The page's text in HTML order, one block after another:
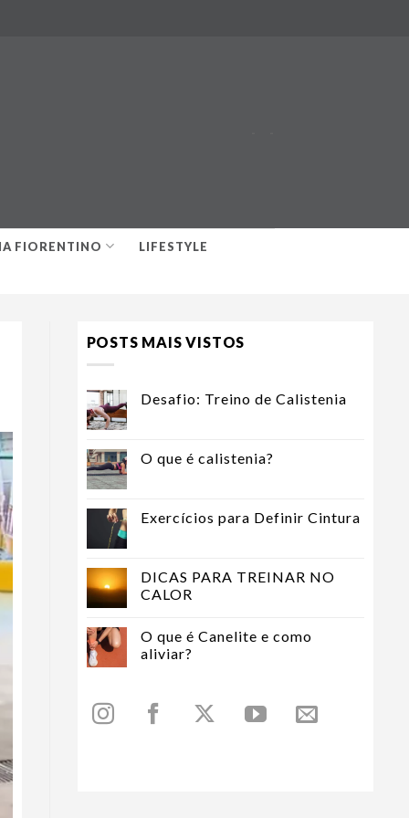
FIORENTINO LIFESTYLE
POSTS MAIS VISTOS
Desafio: Treino de Calistenia
O que é calistenia?
Exercícios para Definir Cintura
DICAS PARA TREINAR NO
CALOR
O que é Canelite e como
aliviar?